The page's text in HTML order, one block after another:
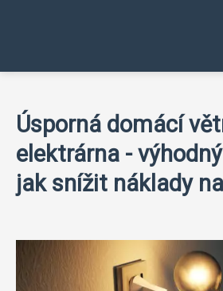
Úsporná domácí
elektrárna -
jak snížit náklady